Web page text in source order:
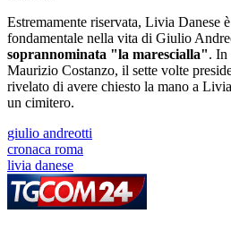
Estremamente riservata, Livia Danese
fondamentale nella vita di Giulio
soprannominata "la marescialla". In
Maurizio Costanzo, il sette volte
rivelato di avere chiesto la mano a
un cimitero.
giulio andreotti
cronaca roma
livia danese